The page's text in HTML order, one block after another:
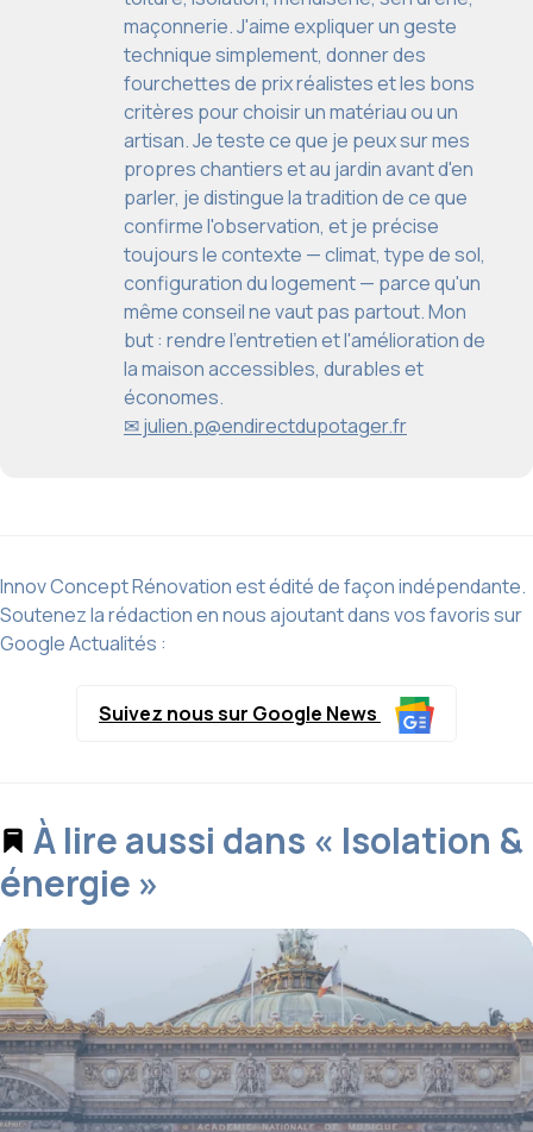
maçonnerie. J'aime expliquer un geste
technique simplement, donner des
fourchettes de prix réalistes et les bons
critères pour choisir un matériau ou un
artisan. Je teste ce que je peux sur mes
propres chantiers et au jardin avant d'en
parler, je distingue la tradition de ce que
confirme l'observation, et je précise
toujours le contexte — climat, type de sol,
configuration du logement — parce qu'un
même conseil ne vaut pas partout. Mon
but : rendre l'entretien et l'amélioration de
la maison accessibles, durables et
économes.
✉ julien.p@endirectdupotager.fr
Innov Concept Rénovation est édité de façon indépendante.
Soutenez la rédaction en nous ajoutant dans vos favoris sur
Google Actualités :
Suivez nous sur Google News
À lire aussi dans « Isolation &
énergie »